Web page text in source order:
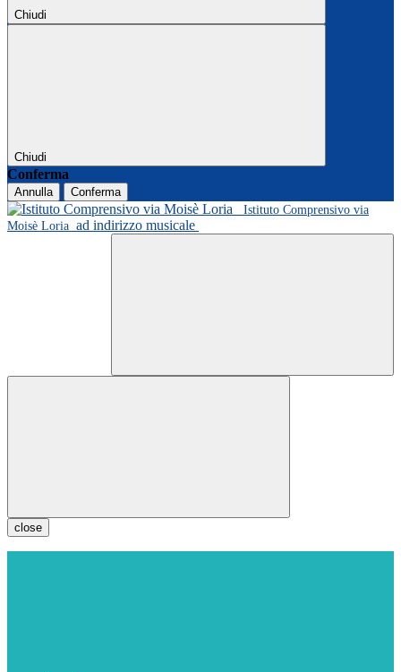
Chiudi
Chiudi
Conferma
Annulla
Conferma
Istituto Comprensivo via
Moisè Loria ad indirizzo musicale
close